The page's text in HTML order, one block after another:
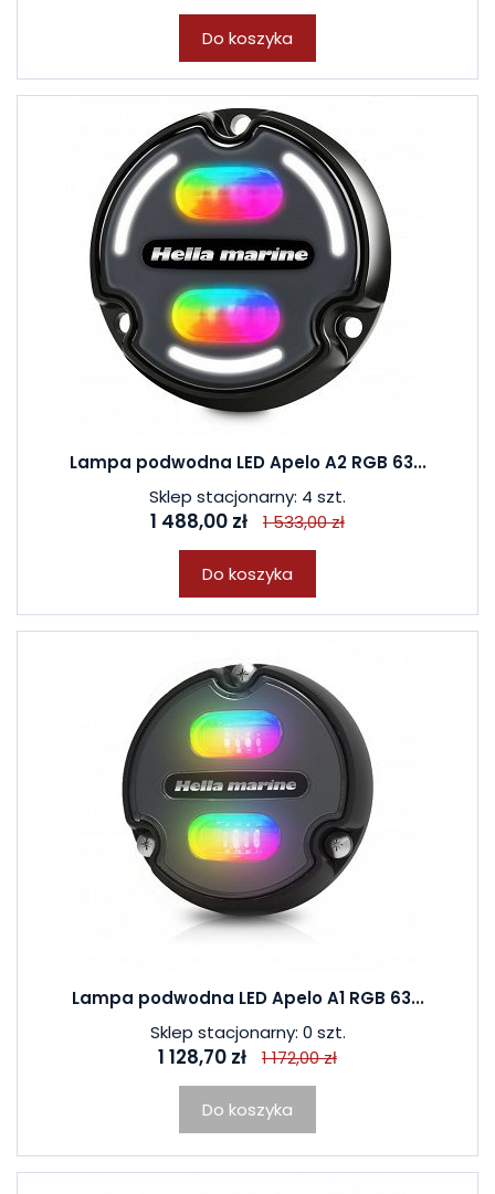
Do koszyka
Lampa podwodna LED Apelo A2 RGB 63...
Sklep stacjonarny: 4 szt.
1 488,00 zł 1 533,00 zł
Do koszyka
Lampa podwodna LED Apelo A1 RGB 63...
Sklep stacjonarny: 0 szt.
1 128,70 zł 1 172,00 zł
Do koszyka